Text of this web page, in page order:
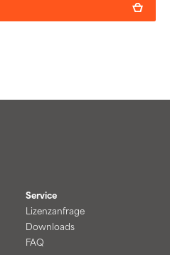
Service
Lizenzanfrage
Downloads
FAQ